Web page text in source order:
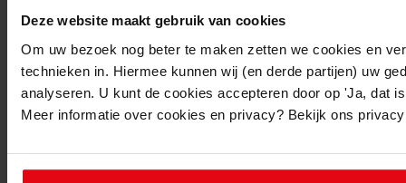
Deze website maakt gebruik van cookies
Om uw bezoek nog beter te maken zetten we cookies en
technieken in. Hiermee kunnen wij (en derde partijen) uw
analyseren. U kunt de cookies accepteren door op 'Ja, dat
Meer informatie over cookies en privacy? Bekijk ons
1702-09 Doop-, trouw- en begraafboeken Enkhuizen,
1581-1910
Inventarisnummer:
13
177.